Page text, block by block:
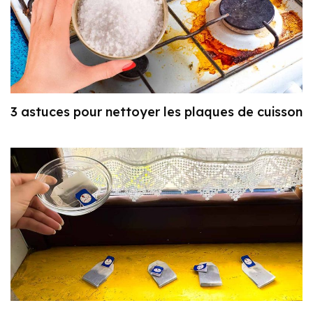
3 astuces pour nettoyer les plaques de cuisson